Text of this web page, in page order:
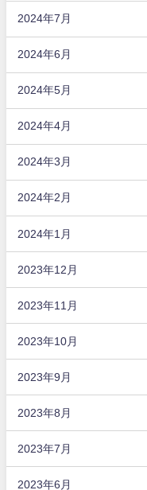
2024年7月
2024年6月
2024年5月
2024年4月
2024年3月
2024年2月
2024年1月
2023年12月
2023年11月
2023年10月
2023年9月
2023年8月
2023年7月
2023年6月